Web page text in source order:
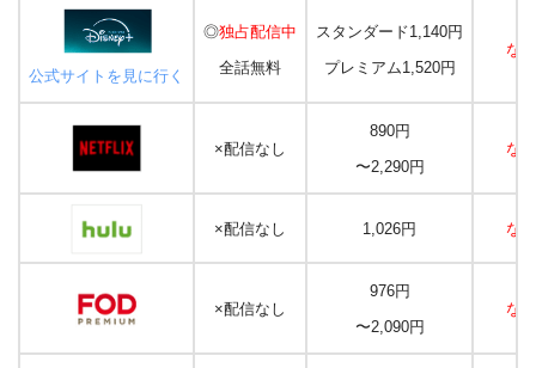
公式サイトを見に行く
◎独占配信中
全話無料
スタンダード1,140円
プレミアム1,520円
なし
×配信なし
890円
〜2,290円
なし
×配信なし 1,026円 なし
×配信なし
976円
〜2,090円
なし